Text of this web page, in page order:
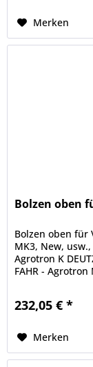
Merken
Bolzen oben
Bolzen oben für
MK3, New,
Agrotron K
FAHR - Agrotron
232,05 € *
Merken